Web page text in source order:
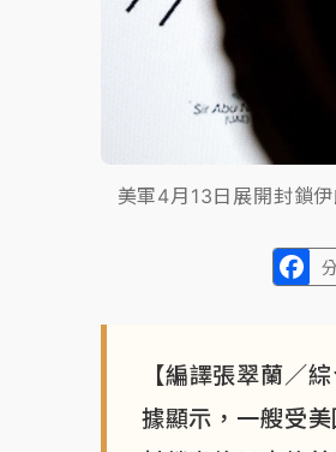
美軍4月13日展開封鎖
【編譯張翠蘭／
據顯示，一艘受